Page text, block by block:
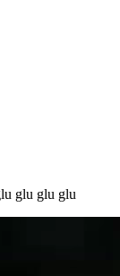
glu glu glu